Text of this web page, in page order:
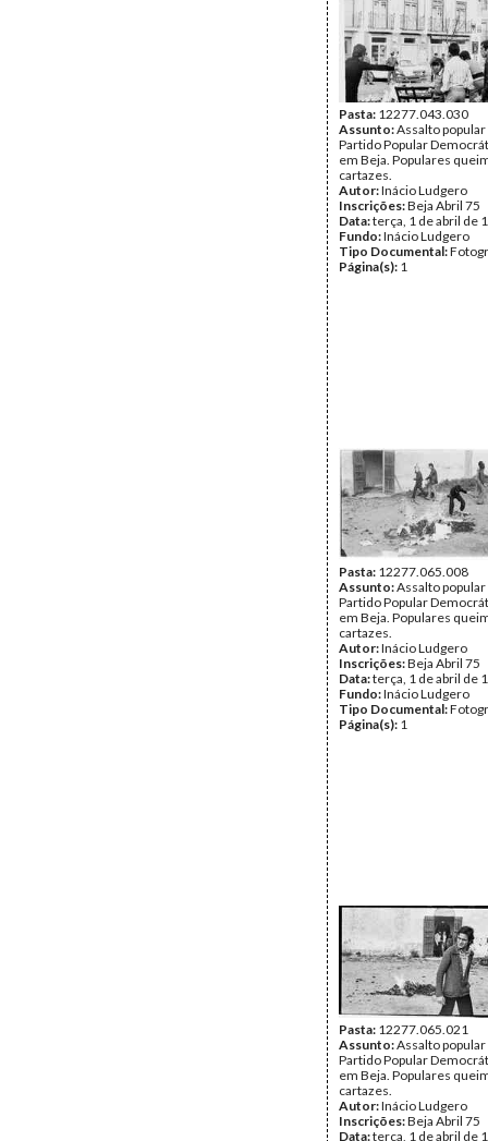
Pasta: 12277.043.030
Assunto:Assalto popular
Partido Popular
em Beja. Populares
cartazes.
Autor:Inácio Ludgero
Inscrições:Beja Abril 75
Data:terça, 1 de abril de
Fundo:Inácio Ludgero
Tipo Documental:
Página(s): 1
Pasta: 12277.065.008
Assunto:Assalto popular
Partido Popular
em Beja. Populares
cartazes.
Autor:Inácio Ludgero
Inscrições:Beja Abril 75
Data:terça, 1 de abril de
Fundo:Inácio Ludgero
Tipo Documental:
Página(s): 1
Pasta: 12277.065.021
Assunto:Assalto popular
Partido Popular
em Beja. Populares
cartazes.
Autor:Inácio Ludgero
Inscrições:Beja Abril 75
Data:terça, 1 de abril de